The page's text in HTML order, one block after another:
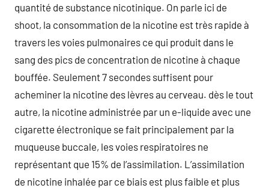
quantité de substance nicotinique. On parle ici de
shoot, la consommation de la nicotine est très rapide à
travers les voies pulmonaires ce qui produit dans le
sang des pics de concentration de nicotine à chaque
bouffée. Seulement 7 secondes suffisent pour
acheminer la nicotine des lèvres au cerveau. dès le tout
autre, la nicotine administrée par un e-liquide avec une
cigarette électronique se fait principalement par la
muqueuse buccale, les voies respiratoires ne
représentant que 15% de l’assimilation. L’assimilation
de nicotine inhalée par ce biais est plus faible et plus